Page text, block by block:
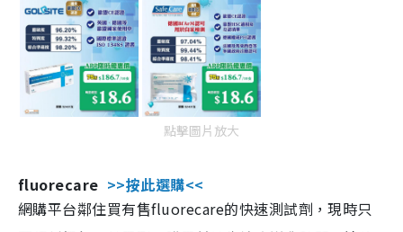
點擊圖片放大
fluorecare >>按此選購<<
網購平台鄰住買有售fluorecare的快速測試劑，現時只